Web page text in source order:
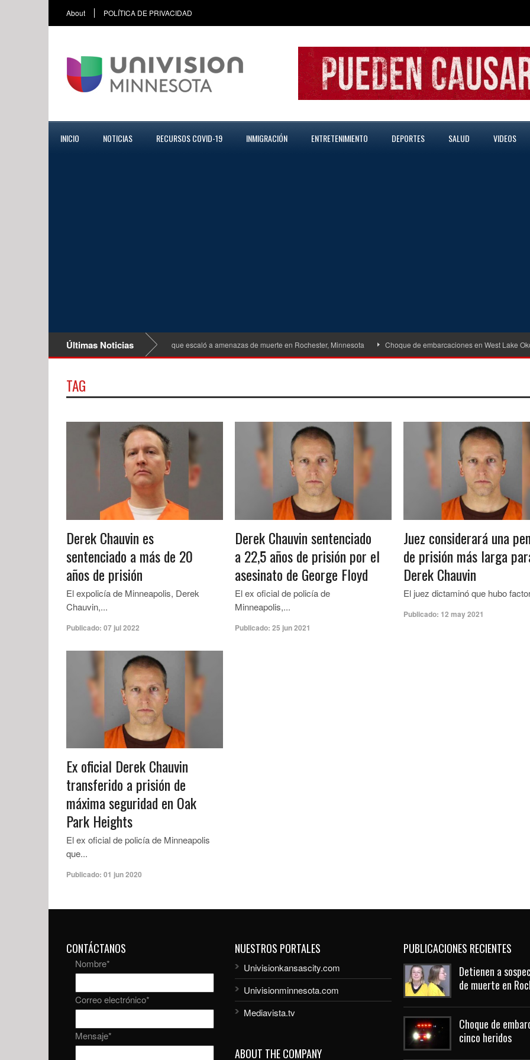
About POLÍTICA DE PRIVACIDAD
INICIO NOTICIAS RECURSOS COVID-19 INMIGRACIÓN ENTRETENIMIENTO DEPORTES SALUD VIDEOS
Últimas Noticias
Detienen a sospechosa tras altercado vial que escaló a amenazas de muerte en Rochester, Minnesota Choque de embarcaciones en West Lake
TAG
Derek Chauvin es
sentenciado a más de 20
años de prisión
El expolicía de Minneapolis, Derek
Chauvin,...
Publicado: 07 jul 2022
Derek Chauvin sentenciado
a 22,5 años de prisión por el
asesinato de George Floyd
El ex oficial de policía de
Minneapolis,...
Publicado: 25 jun 2021
Juez considerará una
de prisión más larga
Derek Chauvin
El juez dictaminó que hubo
Publicado: 12 may 2021
Ex oficial Derek Chauvin
transferido a prisión de
máxima seguridad en Oak
Park Heights
El ex oficial de policía de Minneapolis
que...
Publicado: 01 jun 2020
CONTÁCTANOS
Nombre*
Correo electrónico*
Mensaje*
NUESTROS PORTALES
Univisionkansascity.com
Univisionminnesota.com
Mediavista.tv
ABOUT THE COMPANY
PUBLICACIONES RECIENTES
Detienen a
de muerte en
Choque de
cinco heridos